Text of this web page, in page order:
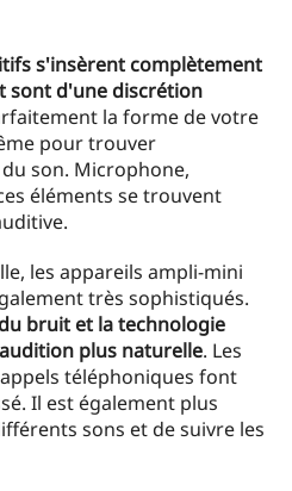
s'insèrent complètement
sont d'une discrétion
la forme de votre
pour trouver
son. Microphone,
éléments se trouvent
les appareils ampli-mini
très sophistiqués.
bruit et la technologie
plus naturelle. Les
téléphoniques font
Il est également plus
sons et de suivre les